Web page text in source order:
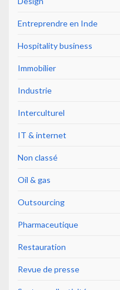
Entreprendre en Inde
Hospitality business
Immobilier
Industrie
Interculturel
IT & internet
Non classé
Oil & gas
Outsourcing
Pharmaceutique
Restauration
Revue de presse